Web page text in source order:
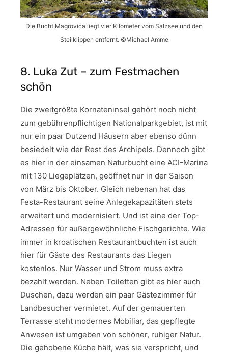
Die Bucht Magrovica liegt vier Kilometer vom Salzsee und den
Steilklippen entfernt. ©Michael Amme
8. Luka Zut – zum Festmachen
schön
Die zweitgrößte Kornateninsel gehört noch nicht
zum gebührenpflichtigen Nationalparkgebiet, ist mit
nur ein paar Dutzend Häusern aber ebenso dünn
besiedelt wie der Rest des Archipels. Dennoch gibt
es hier in der einsamen Naturbucht eine ACI-Marina
mit 130 Liegeplätzen, geöffnet nur in der Saison
von März bis Oktober. Gleich nebenan hat das
Festa-Restaurant seine Anlegekapazitäten stets
erweitert und modernisiert. Und ist eine der Top-
Adressen für außergewöhnliche Fischgerichte. Wie
immer in kroatischen Restaurantbuchten ist auch
hier für Gäste des Restaurants das Liegen
kostenlos. Nur Wasser und Strom muss extra
bezahlt werden. Neben Toiletten gibt es hier auch
Duschen, dazu werden ein paar Gästezimmer für
Landbesucher vermietet. Auf der gemauerten
Terrasse steht modernes Mobiliar, das gepflegte
Anwesen ist umgeben von schöner, ruhiger Natur.
Die gehobene Küche hält, was sie verspricht, und